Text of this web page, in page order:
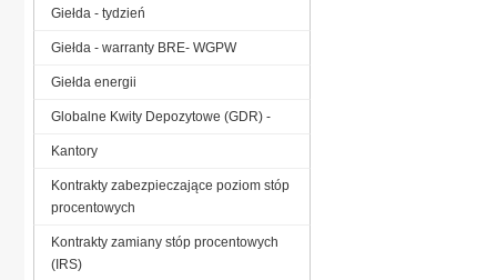
Giełda - tydzień
Giełda - warranty BRE- WGPW
Giełda energii
Globalne Kwity Depozytowe (GDR) -
Kantory
Kontrakty zabezpieczające poziom stóp
procentowych
Kontrakty zamiany stóp procentowych
(IRS)